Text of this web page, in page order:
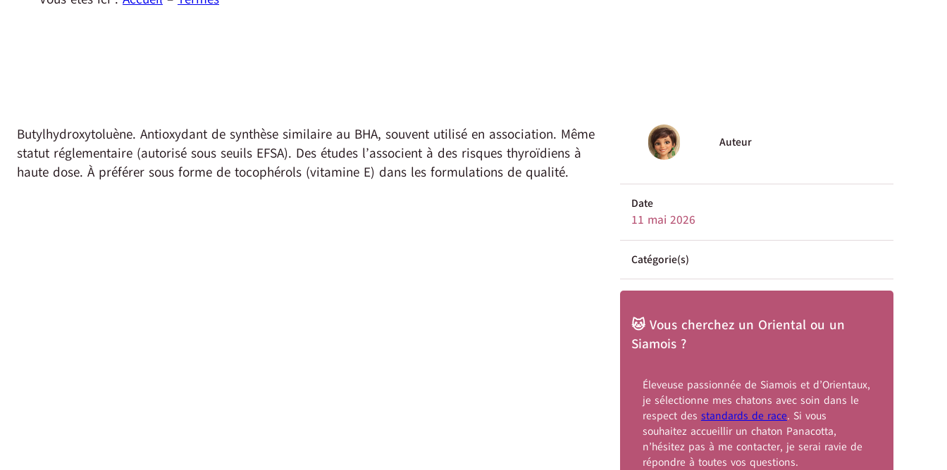
Butylhydroxytoluène. Antioxydant de synthèse similaire au BHA, souvent utilisé en association. Même
statut réglementaire (autorisé sous seuils EFSA). Des études l’associent à des risques thyroïdiens à
haute dose. À préférer sous forme de tocophérols (vitamine E) dans les formulations de qualité.
Auteur
Date
11 mai 2026
Catégorie(s)
🐱 Vous cherchez un Oriental ou un
Siamois ?
Éleveuse passionnée de Siamois et d’Orientaux,
je sélectionne mes chatons avec soin dans le
respect des standards de race. Si vous
souhaitez accueillir un chaton Panacotta,
n’hésitez pas à me contacter, je serai ravie de
répondre à toutes vos questions.